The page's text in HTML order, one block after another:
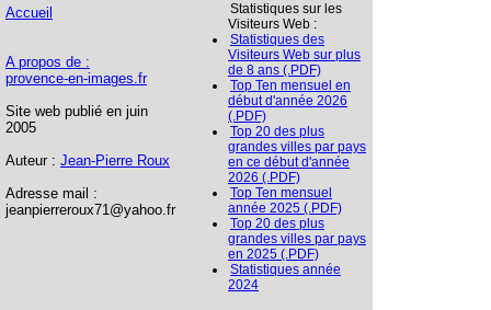
Accueil
A propos de :
provence-en-images.fr
Site web publié en juin
2005
Auteur : Jean-Pierre Roux
Adresse mail :
jeanpierreroux71@yahoo.fr
Statistiques sur les
Visiteurs Web :
Statistiques des
Visiteurs Web sur plus
de 8 ans (.PDF)
Top Ten mensuel en
début d'année 2026
(.PDF)
Top 20 des plus
grandes villes par pays
en ce début d'année
2026 (.PDF)
Top Ten mensuel
année 2025 (.PDF)
Top 20 des plus
grandes villes par pays
en 2025 (.PDF)
Statistiques année
2024